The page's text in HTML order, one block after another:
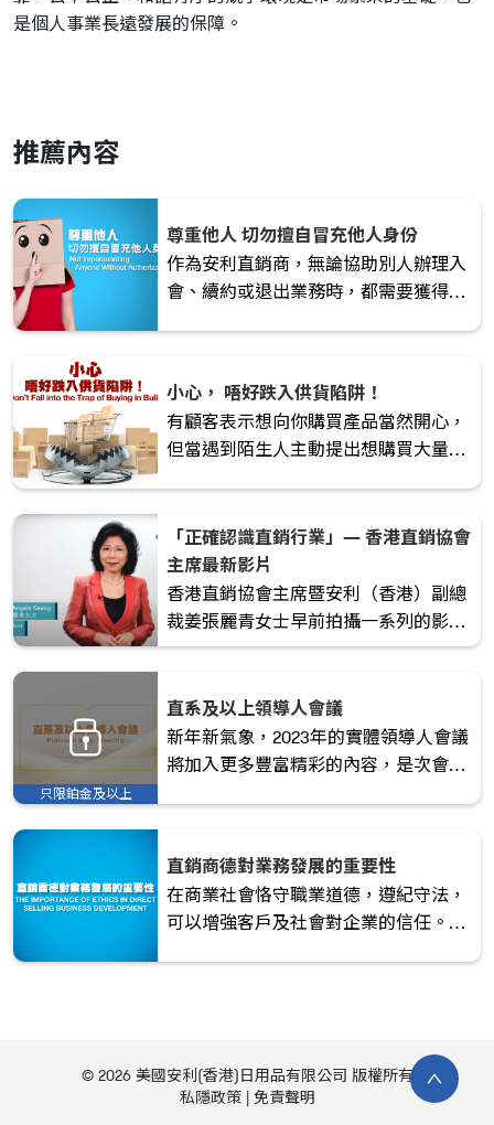
是個人事業長遠發展的保障。
推薦內容
尊重他人 切勿擅自冒充他人身份
作為安利直銷商，無論協助別人辦理入
會、續約或退出業務時，都需要獲得當
身份辦理入會、續約或退出。這樣的行
為不僅違反了安利營業守則，亦有損安
利直銷商的專業形象。切勿為了一時的
方便，造成不必要的誤會。
小心， 唔好跌入供貨陷阱！
有顧客表示想向你購買產品當然開心，
但當遇到陌生人主動提出想購買大量安
「正確認識直銷行業」— 香港直銷協會
主席最新影片
香港直銷協會主席暨安利（香港）副總
裁姜張麗青女士早前拍攝一系列的影
片，簡介香港直銷協會，並講述何謂直
層壓式銷售等等；最近更拍攝了4條最
新的影片，更深入地幫助各位直銷商釋
除消費者或有志加入直銷行列人士的疑
只限鉑金及以上
直系及以上領導人會議
新年新氣象，2023年的實體領導人會議
將加入更多豐富精彩的內容，是次會議
直銷商德對業務發展的重要性
在商業社會恪守職業道德，遵紀守法，
可以增強客戶及社會對企業的信任。直
© 2026 美國安利(香港)日用品有限公司 版權所有
私隱政策
免責聲明